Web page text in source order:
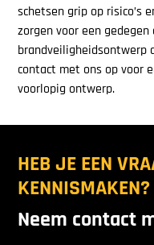
schetsen grip op risico’s
zorgen voor een gedegen
brandveiligheidsontwerp
contact met ons op voor
voorlopig ontwerp.
HEB JE EEN
KENNISMAKEN?
Neem contact